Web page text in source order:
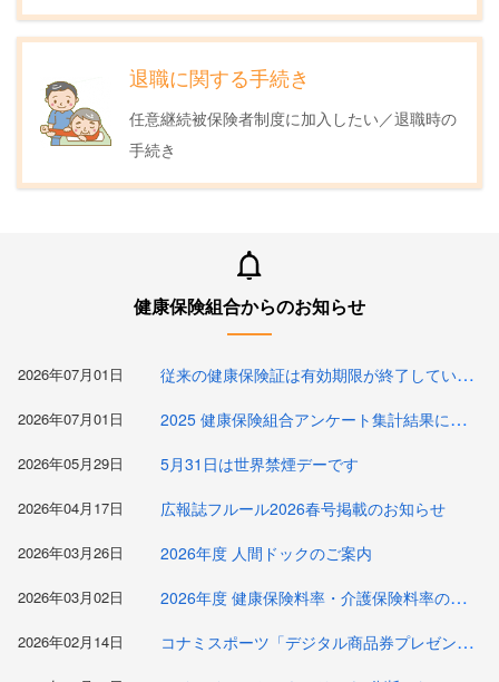
退職に関する手続き
任意継続被保険者制度に加入したい／退職時の
手続き
健康保険組合からのお知らせ
2026年07月01日 従来の健康保険証は有効期限が終了しています
2026年07月01日 2025 健康保険組合アンケート集計結果について
2026年05月29日 5月31日は世界禁煙デーです
2026年04月17日 広報誌フルール2026春号掲載のお知らせ
2026年03月26日 2026年度 人間ドックのご案内
2026年03月02日 2026年度 健康保険料率・介護保険料率の改定及び子ども子育て支援金の新設について
2026年02月14日 コナミスポーツ「デジタル商品券プレゼントキャンペーン」のお知らせ